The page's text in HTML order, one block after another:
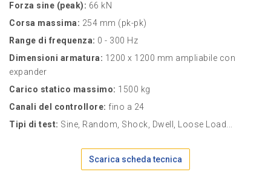
Forza sine (peak): 66 kN
Corsa massima: 254 mm (pk-pk)
Range di frequenza: 0 - 300 Hz
Dimensioni armatura: 1200 x 1200 mm ampliabile con
expander
Carico statico massimo: 1500 kg
Canali del controllore: fino a 24
Tipi di test: Sine, Random, Shock, Dwell, Loose Load...
Scarica scheda tecnica